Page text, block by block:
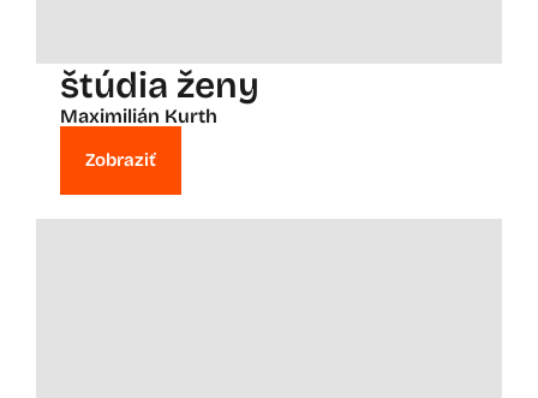
štúdia ženy
Maximilián Kurth
Zobraziť